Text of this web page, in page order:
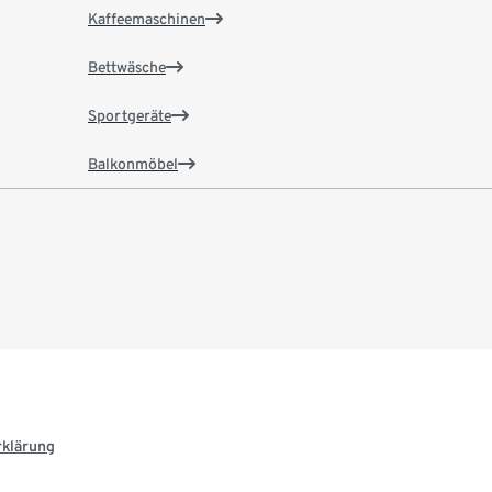
Kaffeemaschinen
Bettwäsche
Sportgeräte
Balkonmöbel